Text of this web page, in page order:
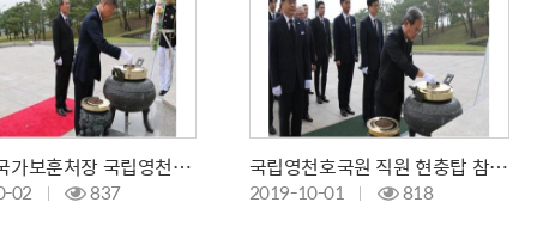
박삼득 국가보훈처장 국립영천호국원 방문
02 837
국립영천호국원 직원 현충탑 참배 및 무연고 묘소 돌보기
2019-10-01 818